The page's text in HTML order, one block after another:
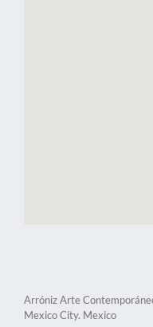
Arróniz Arte
Mexico City. Mexico